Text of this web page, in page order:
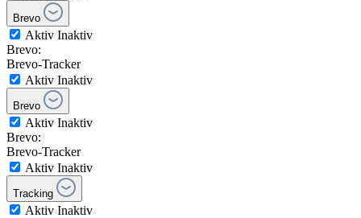
Brevo
Aktiv Inaktiv
Brevo:
Brevo-Tracker
Aktiv Inaktiv
Brevo
Aktiv Inaktiv
Brevo:
Brevo-Tracker
Aktiv Inaktiv
Tracking
Aktiv Inaktiv